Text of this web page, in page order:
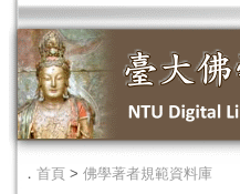
． 首頁 > 佛學著者規範資料庫